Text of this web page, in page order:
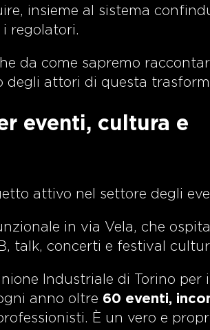
insieme al sistema
regolatori.
da come sapremo
degli attori di questa
eventi, cultura e
attivo nel settore degli
in via Vela, che
talk, concerti e festival
Industriale di Torino per
anno oltre 60 eventi,
È un vero e